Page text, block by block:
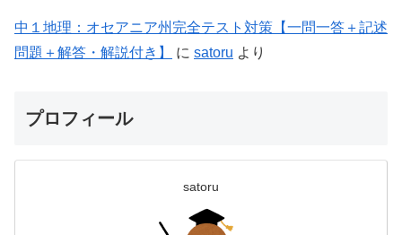
中１地理：オセアニア州完全テスト対策【一問一答＋記述
問題＋解答・解説付き】
に satoru より
プロフィール
satoru